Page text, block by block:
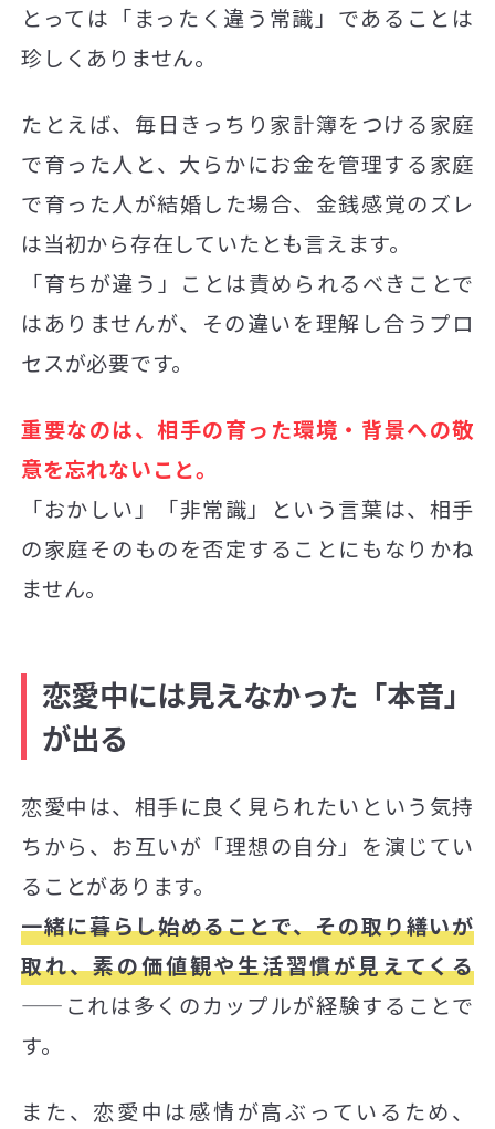
とっては「まったく違う常識」であることは
珍しくありません。
たとえば、毎日きっちり家計簿をつける家庭
で育った人と、大らかにお金を管理する家庭
で育った人が結婚した場合、金銭感覚のズレ
は当初から存在していたとも言えます。
「育ちが違う」ことは責められるべきことで
はありませんが、その違いを理解し合うプロ
セスが必要です。
重要なのは、相手の育った環境・背景への敬
意を忘れないこと。
「おかしい」「非常識」という言葉は、相手
の家庭そのものを否定することにもなりかね
ません。
恋愛中には見えなかった「本音」
が出る
恋愛中は、相手に良く見られたいという気持
ちから、お互いが「理想の自分」を演じてい
ることがあります。
一緒に暮らし始めることで、その取り繕いが
取れ、素の価値観や生活習慣が見えてくる
——これは多くのカップルが経験することで
す。
また、恋愛中は感情が高ぶっているため、